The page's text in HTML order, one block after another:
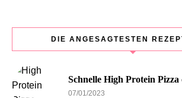
DIE ANGESAGTESTEN
Schnelle High Protein Pizza
07/01/2023